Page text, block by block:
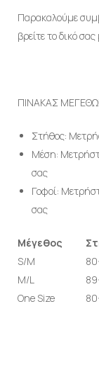
Παρακαλούμε
βρείτε το δικό
ΠΙΝΑΚΑΣ
Στήθος:
Μέση:
σας
Γοφοί:
σας
Μέγεθος
S/M
M/L
One Size